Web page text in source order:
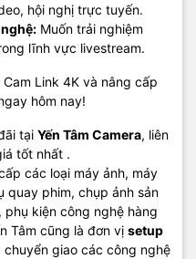
hội nghị trực tuyến.
Muốn trải nghiệm
lĩnh vực livestream.
Link 4K và nâng cấp
hôm nay!
tại Yến Tâm Camera, liên
tốt nhất .
các loại máy ảnh, máy
quay phim, chụp ảnh sản
phụ kiện công nghệ hàng
Tâm cũng là đơn vị setup
giao các công nghệ